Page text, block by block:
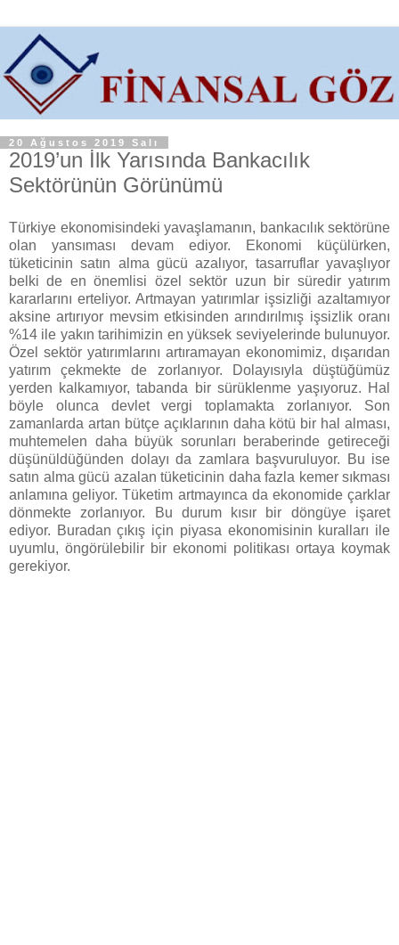
20 Ağustos 2019 Salı
2019’un İlk Yarısında Bankacılık
Sektörünün Görünümü
Türkiye ekonomisindeki yavaşlamanın, bankacılık sektörüne
olan yansıması devam ediyor. Ekonomi küçülürken,
tüketicinin satın alma gücü azalıyor, tasarruflar yavaşlıyor
belki de en önemlisi özel sektör uzun bir süredir yatırım
kararlarını erteliyor. Artmayan yatırımlar işsizliği azaltamıyor
aksine artırıyor mevsim etkisinden arındırılmış işsizlik oranı
%14 ile yakın tarihimizin en yüksek seviyelerinde bulunuyor.
Özel sektör yatırımlarını artıramayan ekonomimiz, dışarıdan
yatırım çekmekte de zorlanıyor. Dolayısıyla düştüğümüz
yerden kalkamıyor, tabanda bir sürüklenme yaşıyoruz. Hal
böyle olunca devlet vergi toplamakta zorlanıyor. Son
zamanlarda artan bütçe açıklarının daha kötü bir hal alması,
muhtemelen daha büyük sorunları beraberinde getireceği
düşünüldüğünden dolayı da zamlara başvuruluyor. Bu ise
satın alma gücü azalan tüketicinin daha fazla kemer sıkması
anlamına geliyor. Tüketim artmayınca da ekonomide çarklar
dönmekte zorlanıyor. Bu durum kısır bir döngüye işaret
ediyor. Buradan çıkış için piyasa ekonomisinin kuralları ile
uyumlu, öngörülebilir bir ekonomi politikası ortaya koymak
gerekiyor.